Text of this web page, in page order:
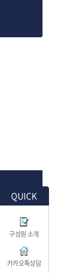
QUICK
구성원 소개
카카오톡상담